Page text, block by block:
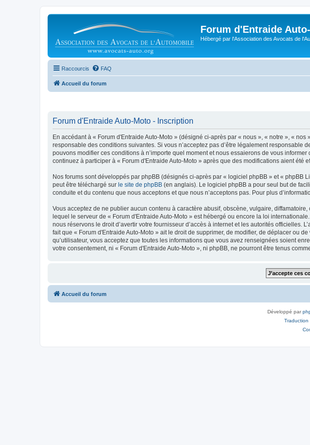
Forum d'Entraide
Hébergé par l'Association des Avocats de
Raccourcis FAQ
Accueil du forum
Forum d'Entraide Auto-Moto - Inscription
En accédant à « Forum d'Entraide Auto-Moto » (désigné ci-après par « nous », « notre », «
responsable des conditions suivantes. Si vous n’acceptez pas d’être légalement
pouvons modifier ces conditions à n’importe quel moment et nous essaierons de vous
continuez à participer à « Forum d'Entraide Auto-Moto » après que des modifications aient été
Nos forums sont développés par phpBB (désignés ci-après par « logiciel phpBB » et « phpBB
peut être téléchargé sur le site de phpBB (en anglais). Le logiciel phpBB a pour seul but de
conduite et du contenu que nous acceptons et que nous n’acceptons pas. Pour plus
Vous acceptez de ne publier aucun contenu à caractère abusif, obscène, vulgaire,
lequel le serveur de « Forum d'Entraide Auto-Moto » est hébergé ou encore la loi
nous réservons le droit d’avertir votre fournisseur d’accès à internet et les autorités officielles.
fait que « Forum d'Entraide Auto-Moto » ait le droit de supprimer, de modifier, de déplacer ou
qu’utilisateur, vous acceptez que toutes les informations que vous avez renseignées soient
votre consentement, ni « Forum d'Entraide Auto-Moto », ni phpBB, ne pourront être tenus
Accueil du forum
Développé par
Traduction